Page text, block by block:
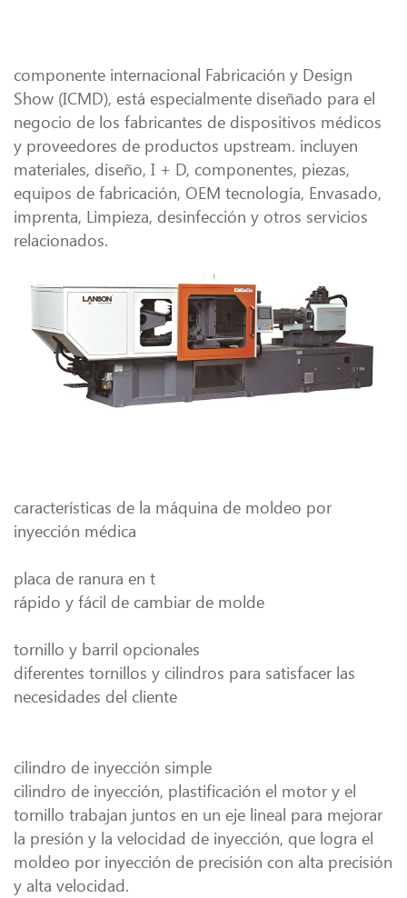
componente internacional Fabricación y Design
Show (ICMD), está especialmente diseñado para el
negocio de los fabricantes de dispositivos médicos
y proveedores de productos upstream. incluyen
materiales, diseño, I + D, componentes, piezas,
equipos de fabricación, OEM tecnología, Envasado,
imprenta, Limpieza, desinfección y otros servicios
relacionados.
características de la máquina de moldeo por
inyección médica
placa de ranura en t
rápido y fácil de cambiar de molde
tornillo y barril opcionales
diferentes tornillos y cilindros para satisfacer las
necesidades del cliente
cilindro de inyección simple
cilindro de inyección, plastificación el motor y el
tornillo trabajan juntos en un eje lineal para mejorar
la presión y la velocidad de inyección, que logra el
moldeo por inyección de precisión con alta precisión
y alta velocidad.